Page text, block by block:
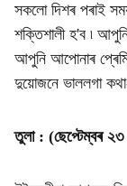
সকলো দিশৰ পৰাই
শক্তিশালী হ'ব ৷
আপুনি আপোনাৰ
দুয়োজনে ভাললগা
তুলা : (ছেপ্টেম্বৰ